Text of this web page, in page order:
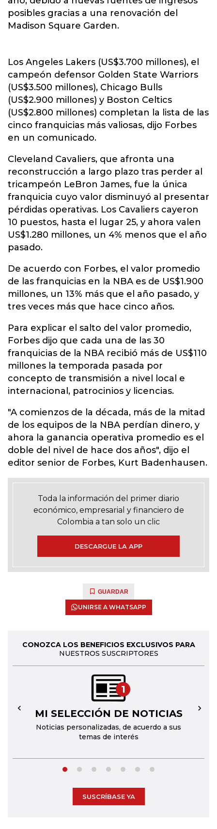
posibles gracias a una renovación del
Madison Square Garden.
Los Angeles Lakers (US$3.700 millones), el
campeón defensor Golden State Warriors
(US$3.500 millones), Chicago Bulls
(US$2.900 millones) y Boston Celtics
(US$2.800 millones) completan la lista de las
cinco franquicias más valiosas, dijo Forbes
en un comunicado.
Cleveland Cavaliers, que afronta una
reconstrucción a largo plazo tras perder al
tricampeón LeBron James, fue la única
franquicia cuyo valor disminuyó al presentar
pérdidas operativas. Los Cavaliers cayeron
10 puestos, hasta el lugar 25, y ahora valen
US$1.280 millones, un 4% menos que el año
pasado.
De acuerdo con Forbes, el valor promedio
de las franquicias en la NBA es de US$1.900
millones, un 13% más que el año pasado, y
tres veces más que hace cinco años.
Para explicar el salto del valor promedio,
Forbes dijo que cada una de las 30
franquicias de la NBA recibió más de US$110
millones la temporada pasada por
concepto de transmisión a nivel local e
internacional, patrocinios y licencias.
"A comienzos de la década, más de la mitad
de los equipos de la NBA perdían dinero, y
ahora la ganancia operativa promedio es el
doble del nivel de hace dos años", dijo el
editor senior de Forbes, Kurt Badenhausen.
Toda la información del primer diario
económico, empresarial y financiero de
Colombia a tan solo un clic
DESCARGUE LA APP
GUARDAR
UNIRSE A WHATSAPP
CONOZCA LOS BENEFICIOS EXCLUSIVOS PARA
NUESTROS SUSCRIPTORES
1
MI SELECCIÓN DE NOTICIAS
Noticias personalizadas, de acuerdo a sus
temas de interés
← →
SUSCRÍBASE YA